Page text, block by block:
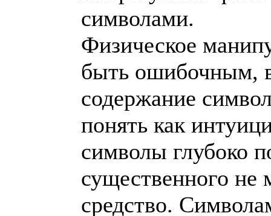
символами.
Физическое
быть ошибочным,
содержание
понять как
символы глубоко
существенного
средство.